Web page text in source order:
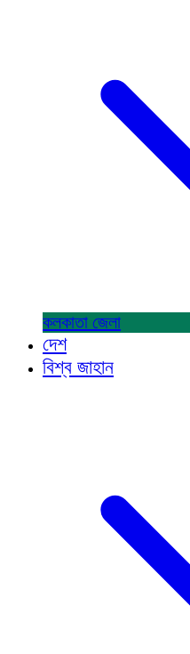
কলকাতা জেলা
দেশ
বিশ্ব জাহান